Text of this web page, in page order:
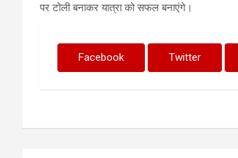
पर टोली बनाकर यात्रा को सफल बनाएंगे।
Facebook Twitter